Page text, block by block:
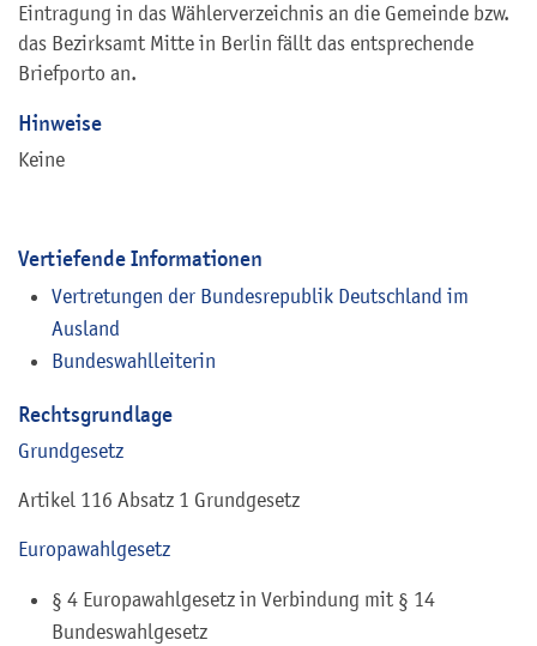
Eintragung in das Wählerverzeichnis an die Gemeinde bzw.
das Bezirksamt Mitte in Berlin fällt das entsprechende
Briefporto an.
Hinweise
Keine
Vertiefende Informationen
Vertretungen der Bundesrepublik Deutschland im
Ausland
Bundeswahlleiterin
Rechtsgrundlage
Grundgesetz
Artikel 116 Absatz 1 Grundgesetz
Europawahlgesetz
§ 4 Europawahlgesetz in Verbindung mit § 14
Bundeswahlgesetz